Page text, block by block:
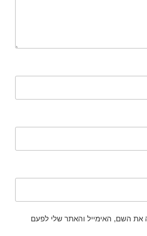
את השם, האימייל והאתר שלי לפעם